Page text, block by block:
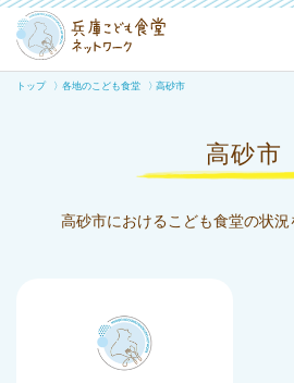
トップ 各地のこども食堂 高砂市
高砂市
高砂市におけるこども食堂の状況